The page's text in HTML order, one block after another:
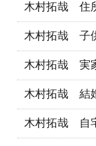
木村拓哉 住
木村拓哉 子
木村拓哉 実
木村拓哉 結
木村拓哉 自